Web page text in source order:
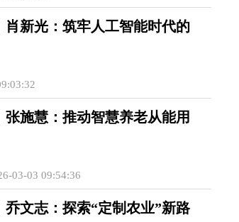
肖新光：筑牢人工智能时代的
施慧：推动智慧养老从能用
03-03 09:54:36
文志：探索“定制农业”新路